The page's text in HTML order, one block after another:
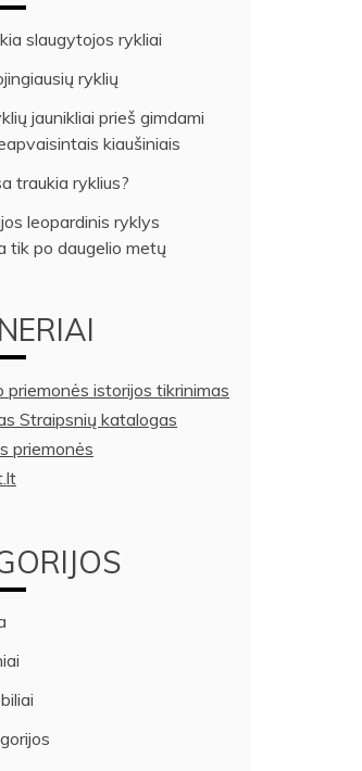
slaugytojos rykliai
ryklių
jaunikliai prieš gimdami
kiaušiniais
traukia ryklius?
leopardinis ryklys
tik po daugelio metų
priemonės istorijos tikrinimas
Straipsnių katalogas
priemonės